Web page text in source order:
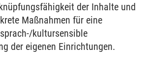
der Inhalte und
Maßnahmen für eine
kultursensible
der eigenen Einrichtungen.